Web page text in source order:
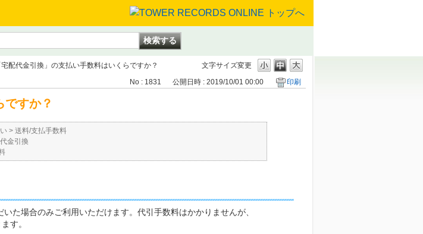
文字サイズ変更
宅配代金引換」の支払い手数料はいくらですか？
No : 1831 公開日時 : 2019/10/01 00:00 印刷
ですか？
> 送料/支払手数料
金引換
た場合のみご利用いただけます。代引手数料はかかりませんが、
す。